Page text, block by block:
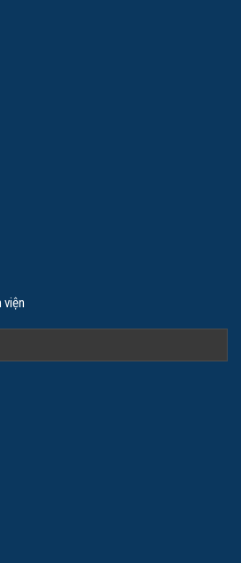
I chuyên ngành Nhãn Khoa năm 2014
15 năm kinh nghiệm…
Xem chi tiết
viện